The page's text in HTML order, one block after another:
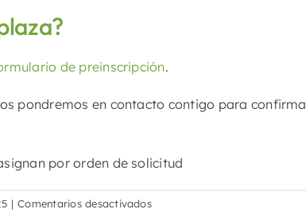
de preinscripción.
pondremos en contacto contigo para
por orden de solicitud
| Comentarios desactivadosen